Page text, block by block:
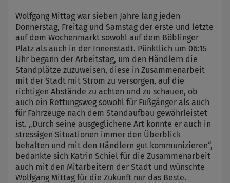
Wolfgang Mittag war sieben Jahre lang jeden
Donnerstag, Freitag und Samstag der erste und letzte
auf dem Wochenmarkt sowohl auf dem Böblinger
Platz als auch in der Innenstadt. Pünktlich um 06:15
Uhr begann der Arbeitstag, um den Händlern die
Standplätze zuzuweisen, diese in Zusammenarbeit
mit der Stadt mit Strom zu versorgen, auf die
richtigen Abstände zu achten und zu schauen, ob
auch ein Rettungsweg sowohl für Fußgänger als auch
für Fahrzeuge nach dem Standaufbau gewährleistet
ist. „Durch seine ausgeglichene Art konnte er auch in
stressigen Situationen immer den Überblick
behalten und mit den Händlern gut kommunizieren“,
bedankte sich Katrin Schiel für die Zusammenarbeit
auch mit den Mitarbeitern der Stadt und wünschte
Wolfgang Mittag für die Zukunft nur das Beste.